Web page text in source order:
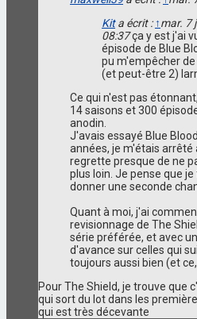
Kita écrit : ↑mar. 7
08:37ça y est j'ai
épisode de Blue
pu m'empêcher
(et peut-être 2)
Ce qui n'est pas
14 saisons et 300
anodin.
J'avais essayé Blue
années, je m'étais arrêté
regrette presque de ne
plus loin. Je pense que je
donner une seconde
Quant à moi, j'ai
revisionnage de The
série préférée, et avec
d'avance sur celles qui
toujours aussi bien (et
Pour The Shield, je trouve que
qui sort du lot dans les
qui est très décevante